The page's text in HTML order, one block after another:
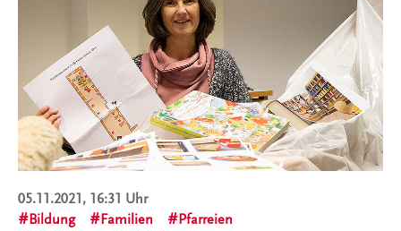
05.11.2021, 16:31 Uhr
Bildung
Familien
Pfarreien